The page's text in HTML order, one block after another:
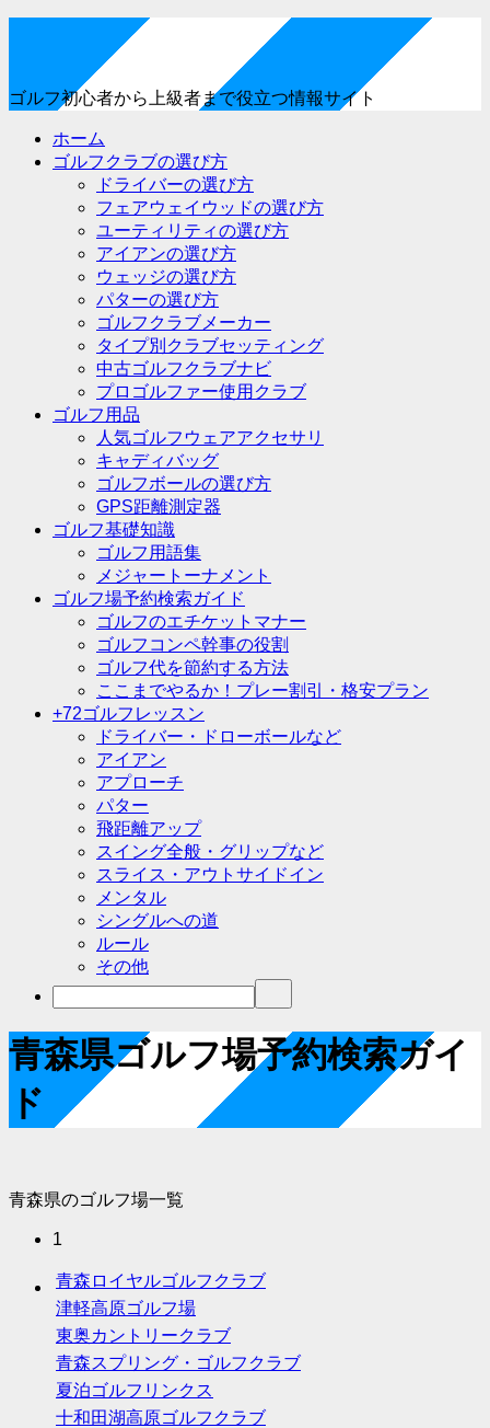
ゴルフ初心者から上級者まで役立つ情報サイト
ホーム
ゴルフクラブの選び方
ドライバーの選び方
フェアウェイウッドの選び方
ユーティリティの選び方
アイアンの選び方
ウェッジの選び方
パターの選び方
ゴルフクラブメーカー
タイプ別クラブセッティング
中古ゴルフクラブナビ
プロゴルファー使用クラブ
ゴルフ用品
人気ゴルフウェアアクセサリ
キャディバッグ
ゴルフボールの選び方
GPS距離測定器
ゴルフ基礎知識
ゴルフ用語集
メジャートーナメント
ゴルフ場予約検索ガイド
ゴルフのエチケットマナー
ゴルフコンペ幹事の役割
ゴルフ代を節約する方法
ここまでやるか！プレー割引・格安プラン
+72ゴルフレッスン
ドライバー・ドローボールなど
アイアン
アプローチ
パター
飛距離アップ
スイング全般・グリップなど
スライス・アウトサイドイン
メンタル
シングルへの道
ルール
その他
青森県ゴルフ場予約検索ガイ
ド
青森県のゴルフ場一覧
1
青森ロイヤルゴルフクラブ
津軽高原ゴルフ場
東奥カントリークラブ
青森スプリング・ゴルフクラブ
夏泊ゴルフリンクス
十和田湖高原ゴルフクラブ